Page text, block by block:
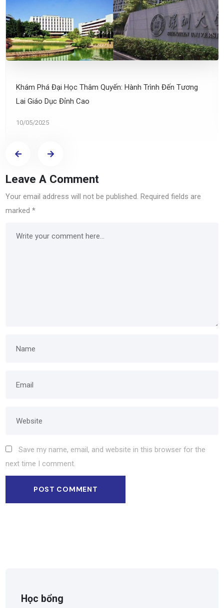
Khám Phá Đại Học Thâm Quyến: Hành Trình Đến Tương
Lai Giáo Dục Đỉnh Cao
10/05/2025
Leave A Comment
Your email address will not be published. Required fields are
marked*
Save my name, email, and website in this browser for the
next time I comment.
Học bổng